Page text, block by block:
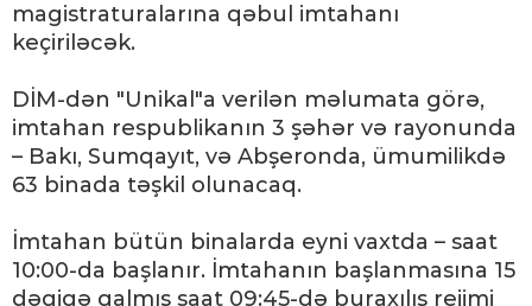
magistraturalarına qəbul imtahanı
keçiriləcək.
DİM-dən "Unikal"a verilən məlumata görə,
imtahan respublikanın 3 şəhər və rayonunda
– Bakı, Sumqayıt, və Abşeronda, ümumilikdə
63 binada təşkil olunacaq.
İmtahan bütün binalarda eyni vaxtda – saat
10:00-da başlanır. İmtahanın başlanmasına 15
dəqiqə qalmış saat 09:45-də buraxılış rejimi